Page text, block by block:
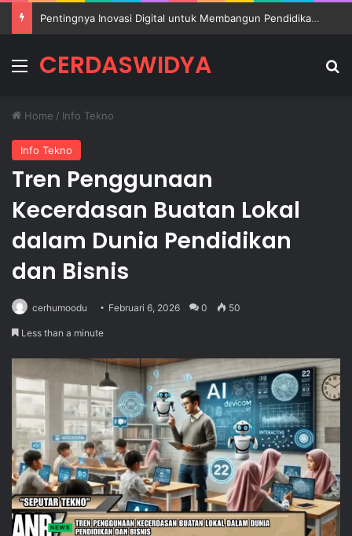
Pentingnya Inovasi Digital untuk Membangun Pendidikan Sekolah yang Lebih Berkualitas
MenuCERDASWIDYA
Home / Info Tekno
Info Tekno
Tren Penggunaan
Kecerdasan Buatan Lokal
dalam Dunia Pendidikan
dan Bisnis
cerhumoodu Februari 6, 2026 0 50
Less than a minute